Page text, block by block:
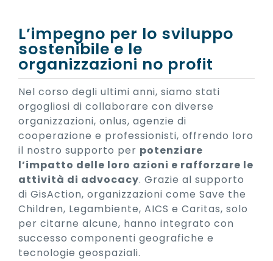
L’impegno per lo sviluppo
sostenibile e le
organizzazioni no profit
Nel corso degli ultimi anni, siamo stati
orgogliosi di collaborare con diverse
organizzazioni, onlus, agenzie di
cooperazione e professionisti, offrendo loro
il nostro supporto per potenziare
l’impatto delle loro azioni e rafforzare le
attività di advocacy. Grazie al supporto
di GisAction, organizzazioni come Save the
Children, Legambiente, AICS e Caritas, solo
per citarne alcune, hanno integrato con
successo componenti geografiche e
tecnologie geospaziali.